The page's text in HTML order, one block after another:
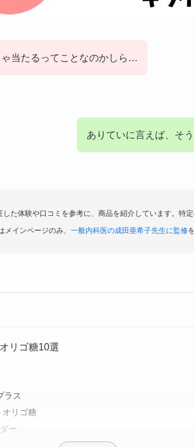
当たるってことなのかしら…
ありていに言えば、そ
た体験や口コミを参考に、商品を紹介しています。特
インページのみ、 一般内科医の成田亜希子先生に監修
リゴ糖10選
ラス
リゴ糖
ー